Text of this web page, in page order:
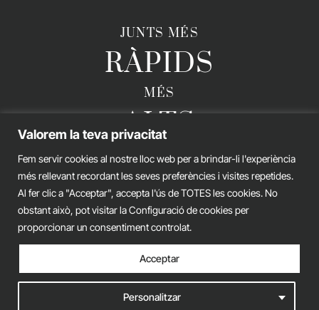
Valorem la teva privacitat
Fem servir cookies al nostre lloc web per a brindar-li l'experiència
més rellevant recordant les seves preferències i visites repetides.
Al fer clic a "Acceptar", accepta l'ús de TOTES les cookies. No
obstant això, pot visitar la Configuració de cookies per
proporcionar un consentiment controlat.
Personalitzar
Acceptar
JUNTS MÉS
RÀPIDS
MÉS
ALTS
MÉS
FORTS
GERARD ESTEVA © 2026. TOTS ELS DRETS RESERVATS
Avís legalPolítica de privacitatPolítica de cookies